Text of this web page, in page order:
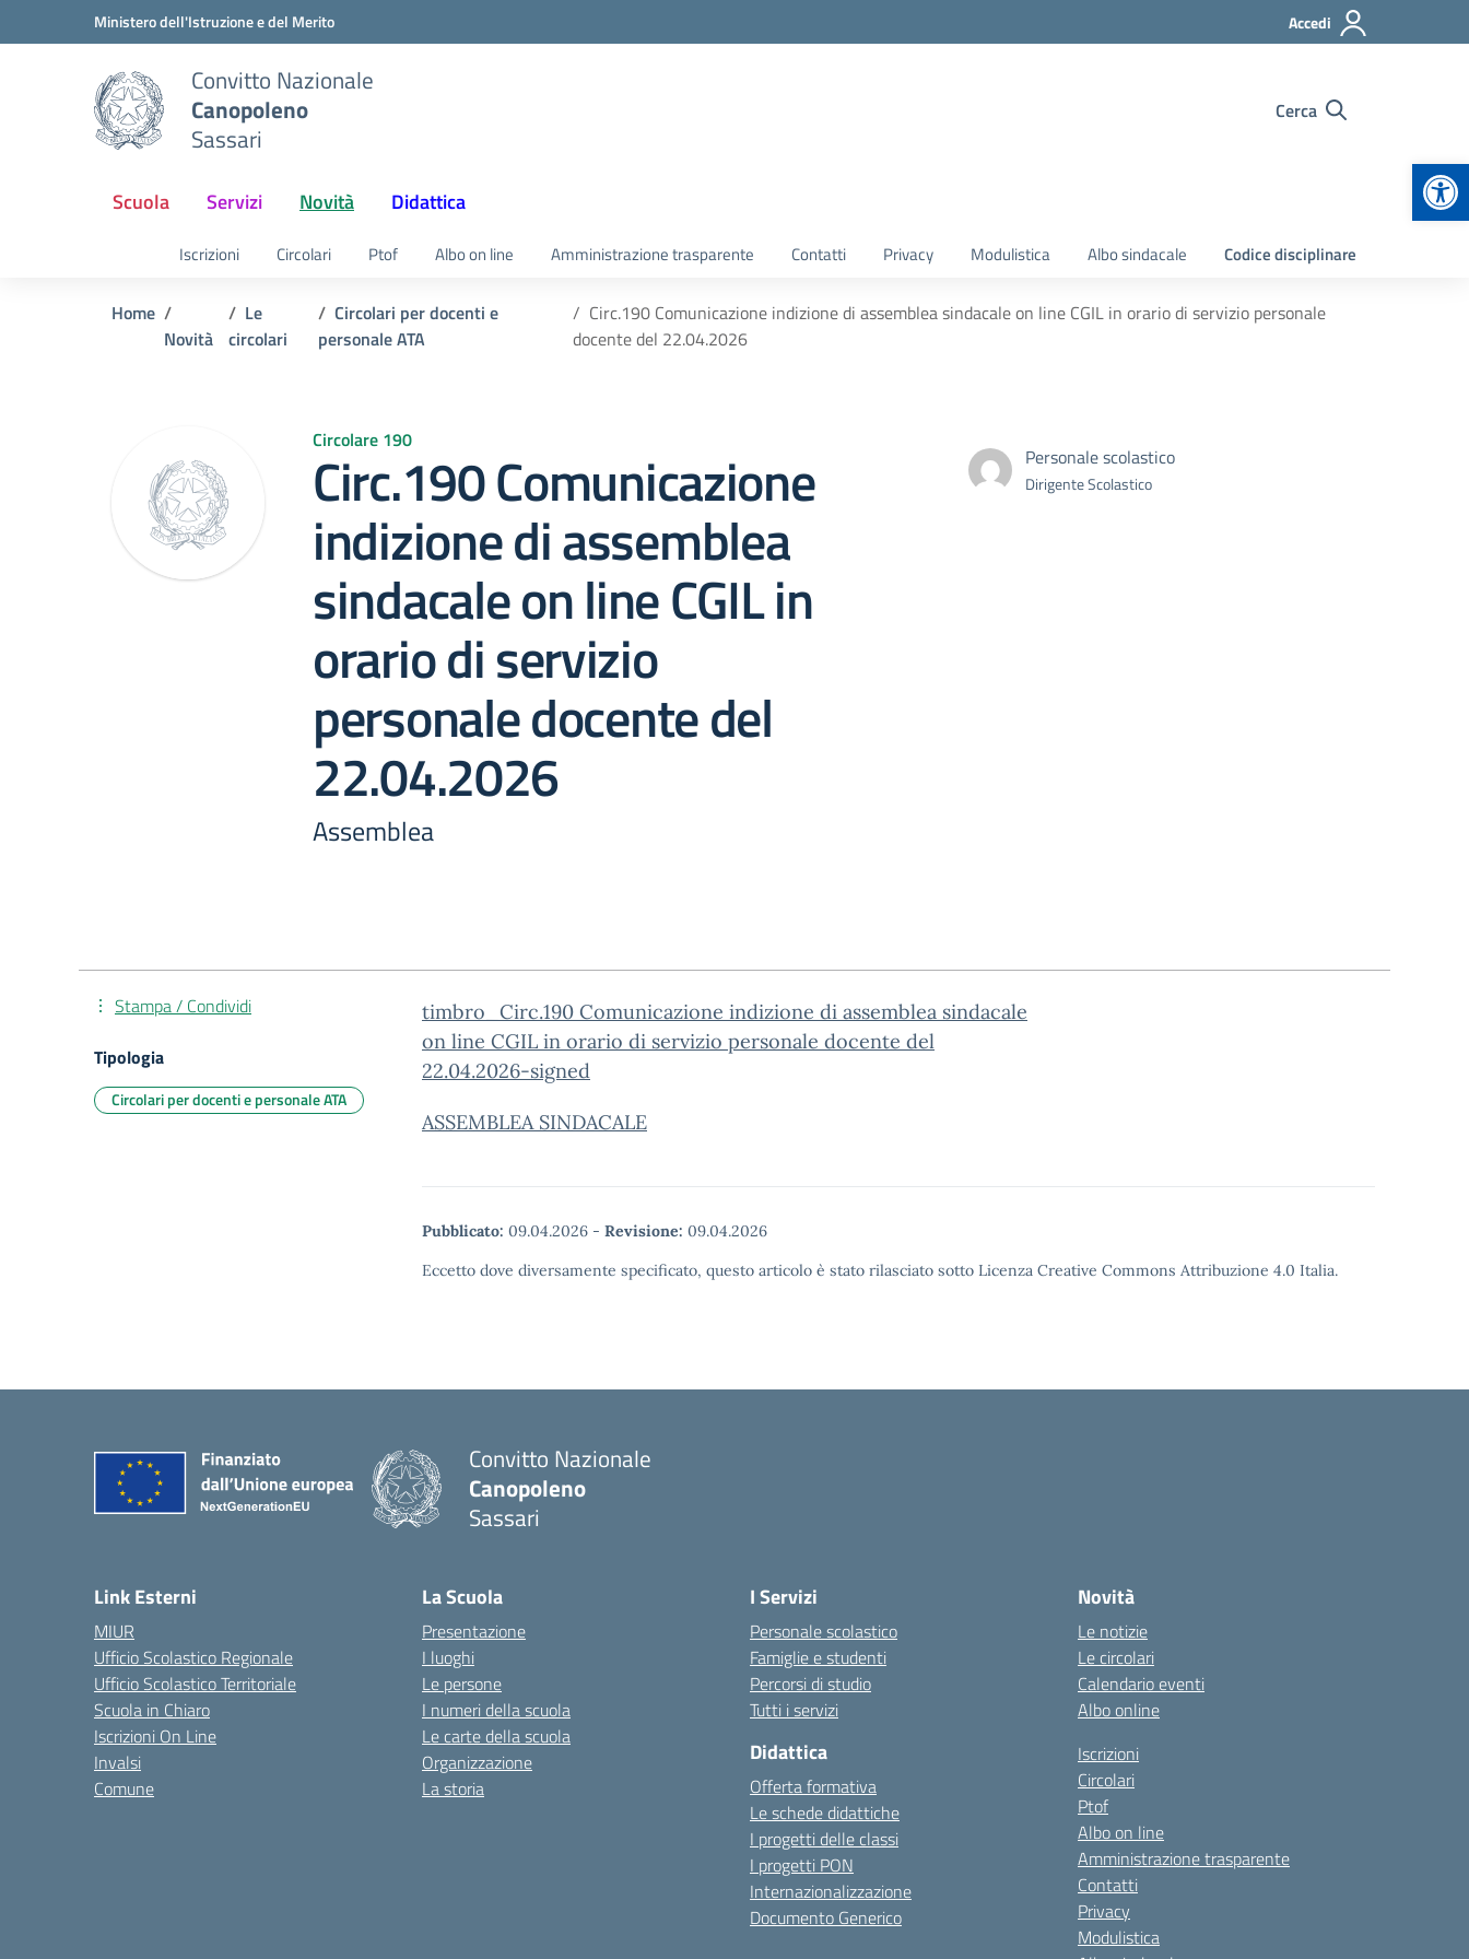
Vai ai contenuti
Vai al menu di navigazioneMinistero dell'Istruzione e del Merito Accedi
Convitto Nazionale
Canopoleno
Sassari
Cerca
Scuola Servizi Novità Didattica
Iscrizioni Circolari Ptof Albo on line Amministrazione trasparente Contatti Privacy Modulistica Albo sindacale Codice disciplinare
Home
Novità
Le
circolari
Circolari per docenti e
personale ATA
Circ.190 Comunicazione indizione di assemblea sindacale on line CGIL in orario di servizio personale
docente del 22.04.2026
Circolare 190
Circ.190 Comunicazione
indizione di assemblea
sindacale on line CGIL in
orario di servizio
personale docente del
22.04.2026
Assemblea
Personale scolastico
Dirigente Scolastico
timbro_Circ.190 Comunicazione indizione di assemblea sindacale
on line CGIL in orario di servizio personale docente del
22.04.2026-signed
ASSEMBLEA SINDACALE
Pubblicato: 09.04.2026 - Revisione: 09.04.2026
Eccetto dove diversamente specificato, questo articolo è stato rilasciato sotto Licenza Creative Commons Attribuzione 4.0 Italia.
Stampa / Condividi
Tipologia
Circolari per docenti e personale ATA
Convitto Nazionale
Canopoleno
Sassari
Link Esterni
MIUR
Ufficio Scolastico Regionale
Ufficio Scolastico Territoriale
Scuola in Chiaro
Iscrizioni On Line
Invalsi
Comune
La Scuola
Presentazione
I luoghi
Le persone
I numeri della scuola
Le carte della scuola
Organizzazione
La storia
I Servizi
Personale scolastico
Famiglie e studenti
Percorsi di studio
Tutti i servizi
Didattica
Offerta formativa
Le schede didattiche
I progetti delle classi
I progetti PON
Internazionalizzazione
Documento Generico
Novità
Le notizie
Le circolari
Calendario eventi
Albo online
Iscrizioni
Circolari
Ptof
Albo on line
Amministrazione trasparente
Contatti
Privacy
Modulistica